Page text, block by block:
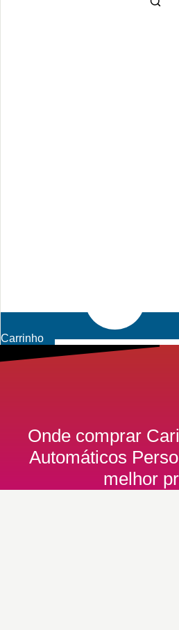
Carrinho
Onde comprar
Automáticos
melhor